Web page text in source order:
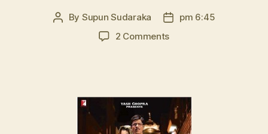
Post
By Supun Sudaraka
Postpm 6:45
2 Commentson
ජෝඩි
Rab